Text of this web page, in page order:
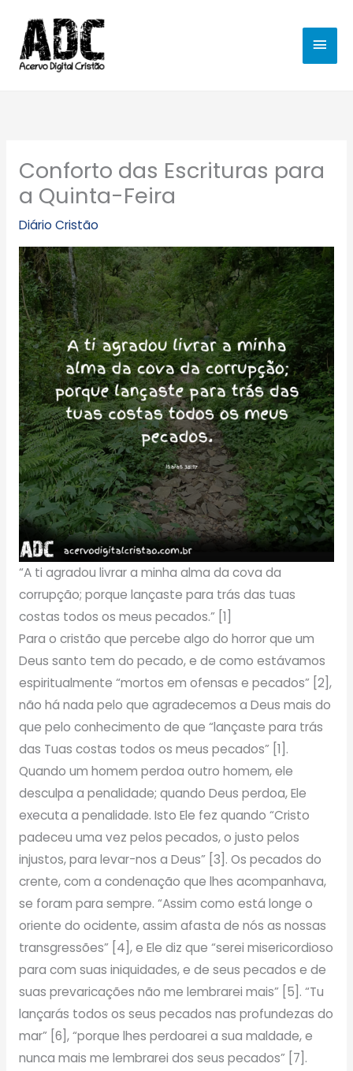
para
conteúdo
Conforto das Escrituras para
a Quinta-Feira
Diário Cristão
“A ti agradou livrar a minha alma da cova da
corrupção; porque lançaste para trás das tuas
costas todos os meus pecados.” [1]
Para o cristão que percebe algo do horror que um
Deus santo tem do pecado, e de como estávamos
espiritualmente “mortos em ofensas e pecados” [2],
não há nada pelo que agradecemos a Deus mais do
que pelo conhecimento de que “lançaste para trás
das Tuas costas todos os meus pecados” [1].
Quando um homem perdoa outro homem, ele
desculpa a penalidade; quando Deus perdoa, Ele
executa a penalidade. Isto Ele fez quando “Cristo
padeceu uma vez pelos pecados, o justo pelos
injustos, para levar-nos a Deus” [3]. Os pecados do
crente, com a condenação que lhes acompanhava,
se foram para sempre. “Assim como está longe o
oriente do ocidente, assim afasta de nós as nossas
transgressões” [4], e Ele diz que “serei misericordioso
para com suas iniquidades, e de seus pecados e de
suas prevaricações não me lembrarei mais” [5]. “Tu
lançarás todos os seus pecados nas profundezas do
mar” [6], “porque lhes perdoarei a sua maldade, e
nunca mais me lembrarei dos seus pecados” [7].